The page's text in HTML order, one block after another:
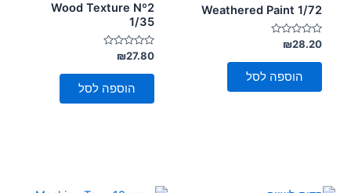
Weathered Paint 1/72
דורג
0
מתוך
₪28.20
הוספה לסל
Wood Texture Nº2
1/35
דורג
0
מתוך
₪27.80
הוספה לסל